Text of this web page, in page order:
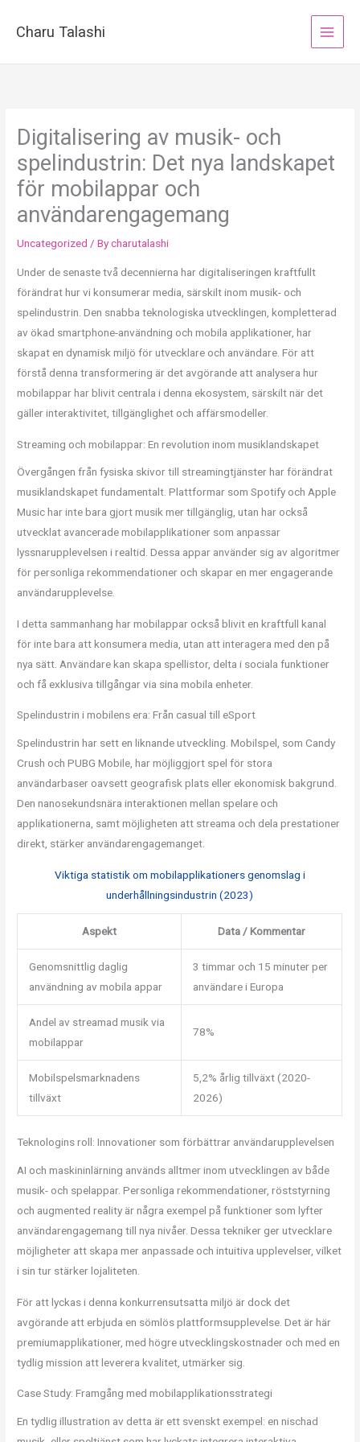
Charu Talashi
Digitalisering av musik- och
spelindustrin: Det nya landskapet
för mobilappar och
användarengagemang
Uncategorized / Bycharutalashi
Under de senaste två decennierna har digitaliseringen kraftfullt
förändrat hur vi konsumerar media, särskilt inom musik- och
spelindustrin. Den snabba teknologiska utvecklingen, kompletterad
av ökad smartphone-användning och mobila applikationer, har
skapat en dynamisk miljö för utvecklare och användare. För att
förstå denna transformering är det avgörande att analysera hur
mobilappar har blivit centrala i denna ekosystem, särskilt när det
gäller interaktivitet, tillgänglighet och affärsmodeller.
Streaming och mobilappar: En revolution inom musiklandskapet
Övergången från fysiska skivor till streamingtjänster har förändrat
musiklandskapet fundamentalt. Plattformar som Spotify och Apple
Music har inte bara gjort musik mer tillgänglig, utan har också
utvecklat avancerade mobilapplikationer som anpassar
lyssnarupplevelsen i realtid. Dessa appar använder sig av algoritmer
för personliga rekommendationer och skapar en mer engagerande
användarupplevelse.
I detta sammanhang har mobilappar också blivit en kraftfull kanal
för inte bara att konsumera media, utan att interagera med den på
nya sätt. Användare kan skapa spellistor, delta i sociala funktioner
och få exklusiva tillgångar via sina mobila enheter.
Spelindustrin i mobilens era: Från casual till eSport
Spelindustrin har sett en liknande utveckling. Mobilspel, som Candy
Crush och PUBG Mobile, har möjliggjort spel för stora
användarbaser oavsett geografisk plats eller ekonomisk bakgrund.
Den nanosekundsnära interaktionen mellan spelare och
applikationerna, samt möjligheten att streama och dela prestationer
direkt, stärker användarengagemanget.
Viktiga statistik om mobilapplikationers genomslag i
underhållningsindustrin (2023)
Aspekt Data / Kommentar
Genomsnittlig daglig
användning av mobila appar
3 timmar och 15 minuter per
användare i Europa
Andel av streamad musik via
mobilappar
78%
Mobilspelsmarknadens
tillväxt
5,2% årlig tillväxt (2020-
2026)
Teknologins roll: Innovationer som förbättrar användarupplevelsen
AI och maskininlärning används alltmer inom utvecklingen av både
musik- och spelappar. Personliga rekommendationer, röststyrning
och augmented reality är några exempel på funktioner som lyfter
användarengagemang till nya nivåer. Dessa tekniker ger utvecklare
möjligheter att skapa mer anpassade och intuitiva upplevelser, vilket
i sin tur stärker lojaliteten.
För att lyckas i denna konkurrensutsatta miljö är dock det
avgörande att erbjuda en sömlös plattformsupplevelse. Det är här
premiumapplikationer, med högre utvecklingskostnader och med en
tydlig mission att leverera kvalitet, utmärker sig.
Case Study: Framgång med mobilapplikationsstrategi
En tydlig illustration av detta är ett svenskt exempel: en nischad